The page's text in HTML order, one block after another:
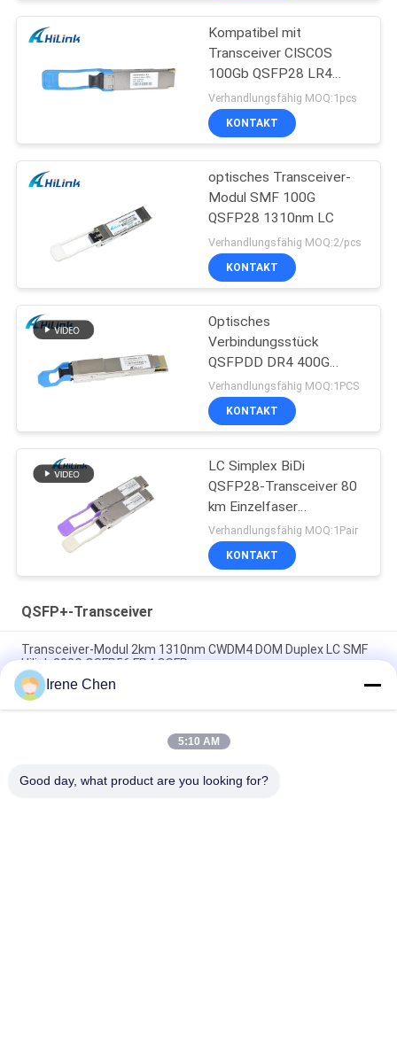
Kompatibel mit
Transceiver CISCOS
100Gb QSFP28 LR4
25KM Ethernet-QSFP+
Verhandlungsfähig MOQ:1pcs
KONTAKT
optisches Transceiver-
Modul SMF 100G
QSFP28 1310nm LC
Verhandlungsfähig MOQ:2/pcs
KONTAKT
Optisches
Verbindungsstück
QSFPDD DR4 400G
Transceiver-MTP
MPO12 für 5G Data
Center
Verhandlungsfähig MOQ:1PCS
KONTAKT
LC Simplex BiDi
QSFP28-Transceiver 80
km Einzelfaser
Einzelmodus DDM
Verhandlungsfähig MOQ:1Pair
KONTAKT
QSFP+-Transceiver
Transceiver-Modul 2km 1310nm CWDM4 DOM Duplex LC SMF
Hilink 200G QSFP56 FR4 QSFP
Doppel-CS QSFP+ Transceiver DWDM 80KM 100G SMF
QSFP28-100G-ZR4 für FTTH
Faser-optisches Transceiver-Modul LC 30KM 40G ER4 QSFP+
Irene Chen
5:10 AM
Good day, what product are you looking for?